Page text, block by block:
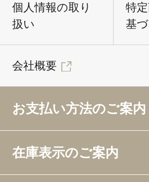
個人情報の取り
扱い
特
基
会社概要
お支払い方法のご案内
在庫表示のご案内